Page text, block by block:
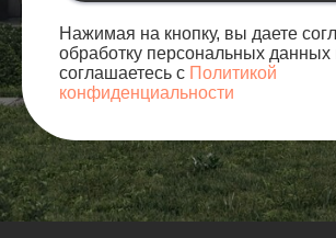
Нажимая на кнопку, вы даете
обработку персональных данных
соглашаетесь с Политикой
конфиденциальности